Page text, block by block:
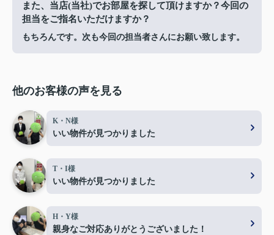
また、当店(当社)でお部屋を探して頂けますか？今回の
担当をご指名いただけますか？
もちろんです。次も今回の担当者さんにお願い致します。
他のお客様の声を見る
K・N様
いい物件が見つかりました
T・I様
いい物件が見つかりました
H・Y様
親身なご対応ありがとうございました！